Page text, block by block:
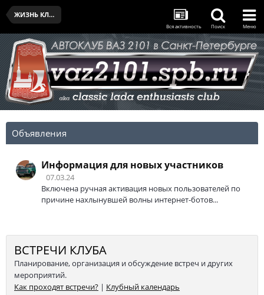
ЖИЗНЬ КЛУБА
Вся активность Поиск Меню
Объявления
Информация для новых участников
07.03.24
Включена ручная активация новых пользователей по
причине нахлынувшей волны интернет-ботов...
ВСТРЕЧИ КЛУБА
Планирование, организация и обсуждение встреч и других
мероприятий.
Как проходят встречи? | Клубный календарь